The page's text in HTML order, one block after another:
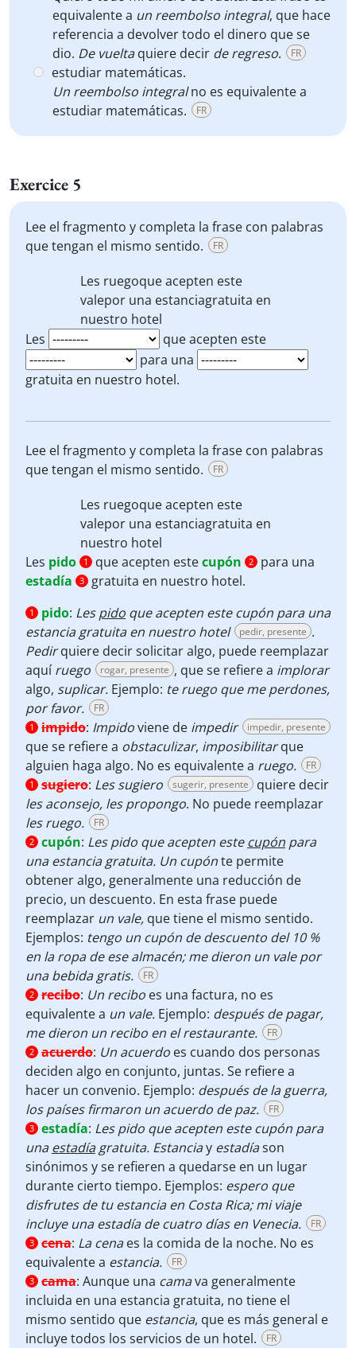
equivalente a un reembolso integral, que hace
referencia a devolver todo el dinero que se
dio. De vueltaquiere decir de regreso. FR
estudiar matemáticas.
Un reembolso integralno es equivalente a
estudiar matemáticas.
FR
Exercice 5
Lee el fragmento y completa la frase con palabras
que tengan el mismo sentido.
FR
Les ruegoque acepten este
valepor una estanciagratuita en
nuestro hotel
Les
que acepten este
para una
gratuita en nuestro hotel.
Lee el fragmento y completa la frase con palabras
que tengan el mismo sentido.
FR
Les ruegoque acepten este
valepor una estanciagratuita en
nuestro hotel
Les pido 1 que acepten estecupón 2
para una
estadía
3 gratuita en nuestro hotel.
1 pido: Lespido que acepten este cupón para una
estancia gratuita en nuestro hotel
pedir, presente .
Pedirquiere decir solicitar algo, puede reemplazar
aquíruego rogar, presente , que se refiere a implorar
algo, suplicar. Ejemplo: te ruego que me perdones,
por favor.
FR
1 impido: Impidoviene de impedir impedir, presente
que se refiere a obstaculizar, imposibilitarque
alguien haga algo. No es equivalente a ruego. FR
1 sugiero: Les sugiero sugerir, presente
quiere decir
les aconsejo, les propongo. No puede reemplazar
les ruego.
FR
2 cupón: Les pido que acepten estecupón para
una estancia gratuita. Un cupónte permite
obtener algo, generalmente una reducción de
precio, un descuento. En esta frase puede
reemplazar un vale, que tiene el mismo sentido.
Ejemplos: tengo un cupón de descuento del 10 %
en la ropa de ese almacén; me dieron un vale por
una bebida gratis.
FR
2 recibo: Un recibo es una factura, no es
equivalente a un vale. Ejemplo: después de pagar,
me dieron un recibo en el restaurante.
FR
2 acuerdo: Un acuerdo es cuando dos personas
deciden algo en conjunto, juntas. Se refiere a
hacer un convenio. Ejemplo: después de la guerra,
los países firmaron un acuerdo de paz.
FR
3 estadía: Les pido que acepten este cupón para
unaestadíagratuita. Estanciay estadíason
sinónimos y se refieren a quedarse en un lugar
durante cierto tiempo. Ejemplos: espero que
disfrutes de tu estancia en Costa Rica; mi viaje
incluye una estadía de cuatro días en Venecia.
FR
3 cena: La cenaes la comida de la noche. No es
equivalente a estancia. FR
3 cama: Aunque una camava generalmente
incluida en una estancia gratuita, no tiene el
mismo sentido que estancia, que es más general e
incluye todos los servicios de un hotel.
FR